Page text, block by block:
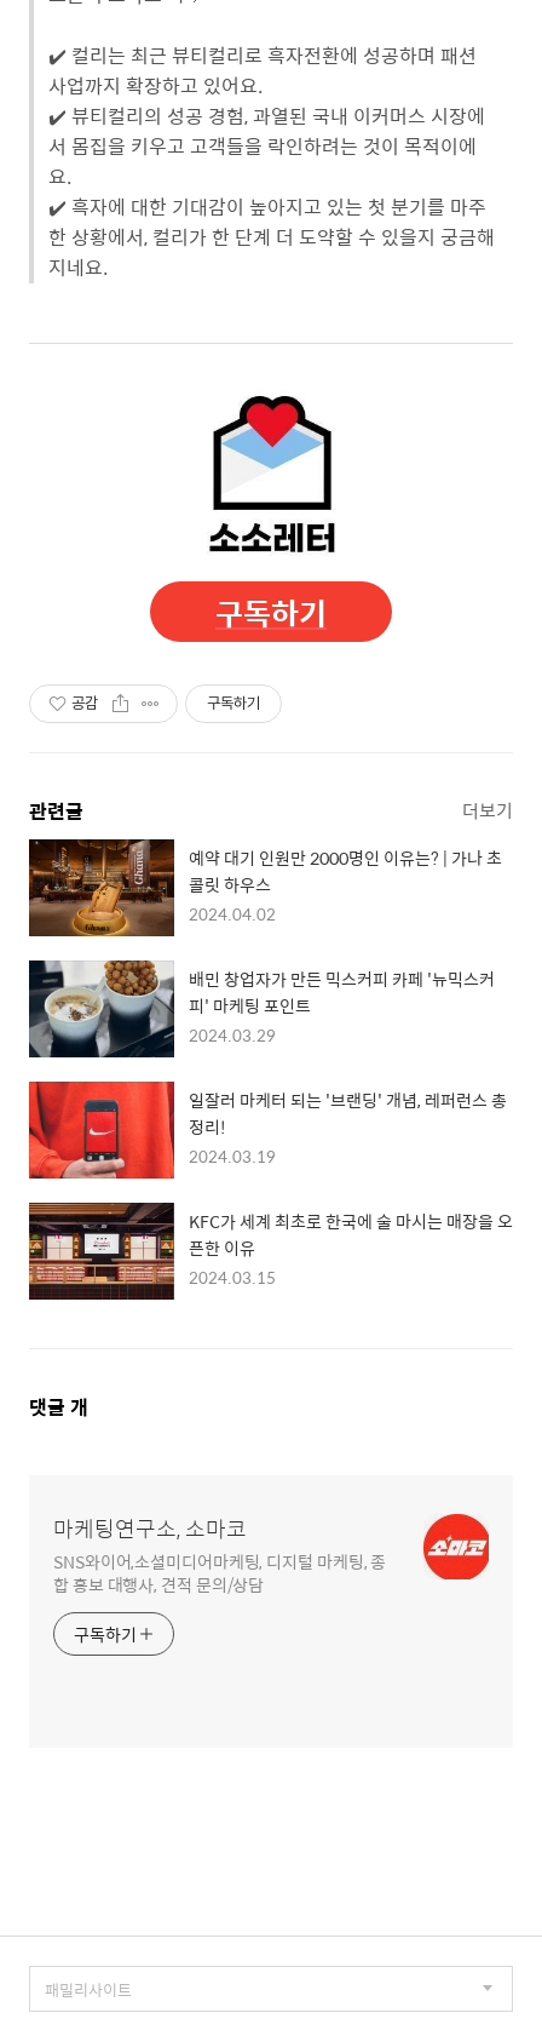
✔️ 컬리는 최근 뷰티컬리로 흑자전환에 성공하며 패션
사업까지 확장하고 있어요.
✔️ 뷰티컬리의 성공 경험, 과열된 국내 이커머스 시장에
서 몸집을 키우고 고객들을 락인하려는 것이 목적이에
요.
✔️ 흑자에 대한 기대감이 높아지고 있는 첫 분기를 마주
한 상황에서, 컬리가 한 단계 더 도약할 수 있을지 궁금해
지네요.
구독하기
공감 구독하기
관련글 더보기
예약 대기 인원만 2000명인 이유는? | 가나 초
콜릿 하우스
2024.04.02
배민 창업자가 만든 믹스커피 카페 '뉴믹스커
피' 마케팅 포인트
2024.03.29
일잘러 마케터 되는 '브랜딩' 개념, 레퍼런스 총
정리!
2024.03.19
KFC가 세계 최초로 한국에 술 마시는 매장을 오
픈한 이유
2024.03.15
댓
댓글 개
마케팅연구소, 소마코
SNS와이어,소셜미디어마케팅, 디지털 마케팅, 종
합 홍보 대행사, 견적 문의/상담
구독하기